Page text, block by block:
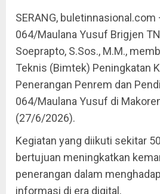
SERANG, buletinnasional.com
064/Maulana Yusuf Brigjen
Soeprapto, S.Sos., M.M.,
Teknis (Bimtek) Peningkatan
Penerangan Penrem dan
064/Maulana Yusuf di
(27/6/2026).
Kegiatan yang diikuti sekitar
bertujuan meningkatkan
penerangan dalam
informasi di era digital.